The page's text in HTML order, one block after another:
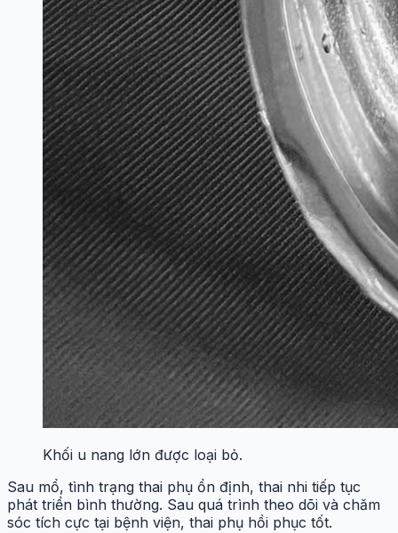
Khối u nang lớn được loại bỏ.
Sau mổ, tình trạng thai phụ ổn định, thai nhi tiếp tục
phát triển bình thường. Sau quá trình theo dõi và chăm
sóc tích cực tại bệnh viện, thai phụ hồi phục tốt.